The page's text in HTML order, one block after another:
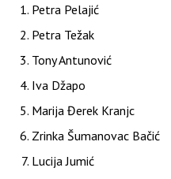
Petra Pelajić
Petra Težak
Tony Antunović
Iva Džapo
Marija Đerek Kranjc
Zrinka Šumanovac Bačić
Lucija Jumić